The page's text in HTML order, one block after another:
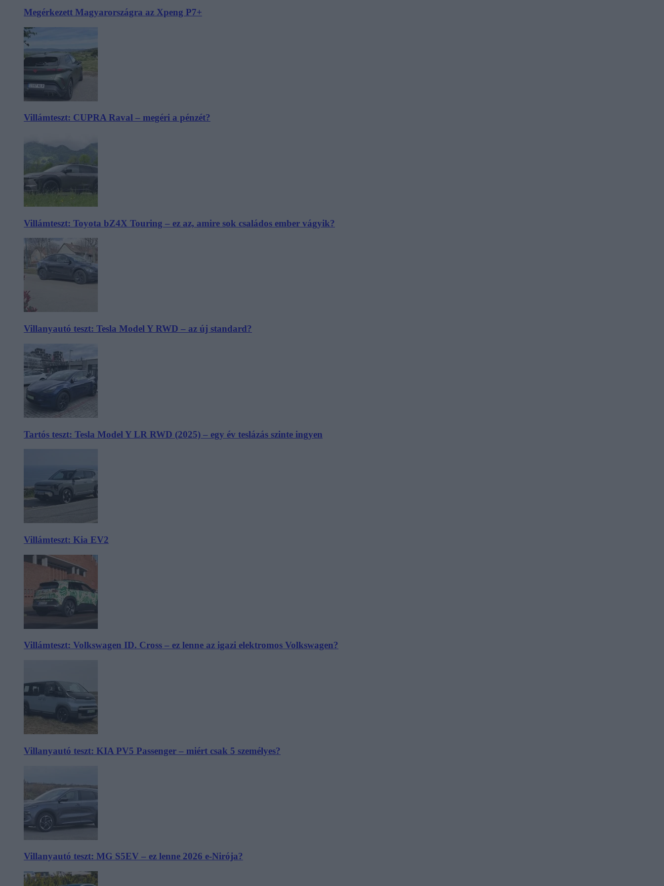
Megérkezett Magyarországra az Xpeng P7+
Villámteszt: CUPRA Raval – megéri a pénzét?
Villámteszt: Toyota bZ4X Touring – ez az, amire sok családos ember vágyik?
Villanyautó teszt: Tesla Model Y RWD – az új standard?
Tartós teszt: Tesla Model Y LR RWD (2025) – egy év teslázás szinte ingyen
Villámteszt: Kia EV2
Villámteszt: Volkswagen ID. Cross – ez lenne az igazi elektromos Volkswagen?
Villanyautó teszt: KIA PV5 Passenger – miért csak 5 személyes?
Villanyautó teszt: MG S5EV – ez lenne 2026 e-Nirója?